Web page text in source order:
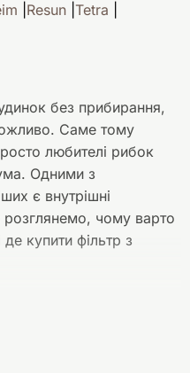
Resun Tetra
без прибирання,
Саме тому
любителі рибок
Одними з
є внутрішні
розглянемо, чому варто
купити фільтр з